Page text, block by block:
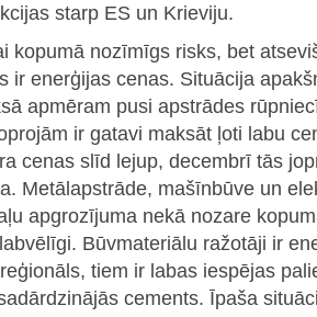
starp ES un Krieviju.
kopumā nozīmīgs risks, bet
ir enerģijas cenas. Situācija
apmēram pusi apstrādes
ir gatavi maksāt ļoti labu
cenas slīd lejup, decembrī tās
Metālapstrāde, mašīnbūve un
apgrozījuma nekā nozare
Būvmateriālu ražotāji ir
tiem ir labas iespējas
cements. Īpaša